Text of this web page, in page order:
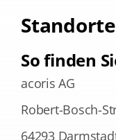
So finden
acoris AG
Robert-Bosch-
64293